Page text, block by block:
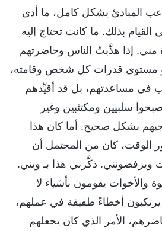
المبادئ بشكل كامل، ما أدى
بذلك. ما كانت تحتاج إليه
إذا هذَّبتُ الناس وحاضرتهم
مستوى قدرات كل شخص وقامته،
مساعدتهم، بل قد أقيِّدهم
سلبيين ومكتئبين وغير
بشكل صحيح. أما كان هذا
الوقت، كان من المحتمل أن
ويرفضونني. ذكَّرني هذا بـ ويني.
والأخوات يقومون بأشياء لا
يرتكبون أخطاءً طفيفة في عملهم،
الأمر الذي كان يجعلهم